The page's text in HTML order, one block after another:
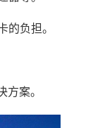
的负担。
案。